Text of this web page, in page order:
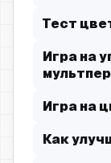
Тест
Игра на
Игра на
Как